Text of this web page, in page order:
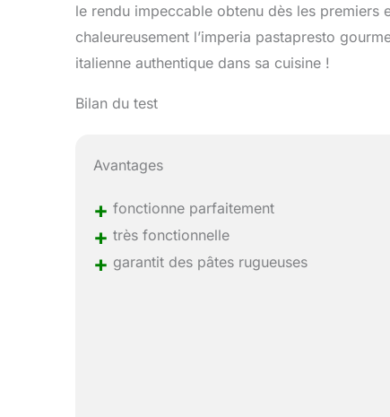
le rendu impeccable obtenu dès les premiers
chaleureusement l’imperia pastapresto
italienne authentique dans sa cuisine !
Bilan du test
Avantages
+ fonctionne parfaitement
+ très fonctionnelle
+ garantit des pâtes rugueuses